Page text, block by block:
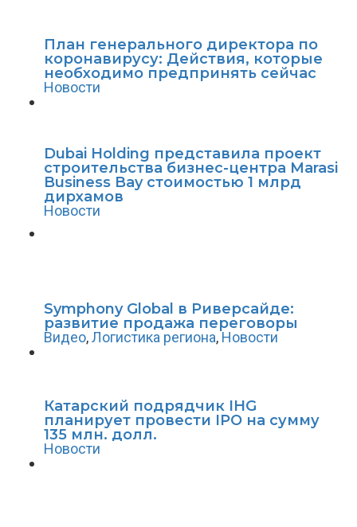
План генерального директора по
коронавирусу: Действия, которые
необходимо предпринять сейчас
Новости
Dubai Holding представила проект
строительства бизнес-центра Marasi
Business Bay стоимостью 1 млрд
дирхамов
Новости
Symphony Global в Риверсайде:
развитие продажа переговоры
Видео,Логистика региона, Новости
Катарский подрядчик IHG
планирует провести IPO на сумму
135 млн. долл.
Новости